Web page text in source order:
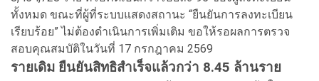
ทั้งหมด ขณะที่ผู้ที่ระบบแสดงสถานะ “ยืนยันการลงทะเบียน
เรียบร้อย” ไม่ต้องดำเนินการเพิ่มเติม ขอให้รอผลการตรวจ
สอบคุณสมบัติในวันที่ 17 กรกฎาคม 2569
รายเดิม ยืนยันสิทธิสำเร็จแล้วกว่า 8.45 ล้านราย